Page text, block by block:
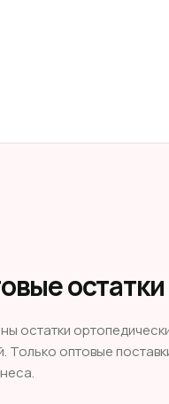
остатки
остатки
Только оптовые